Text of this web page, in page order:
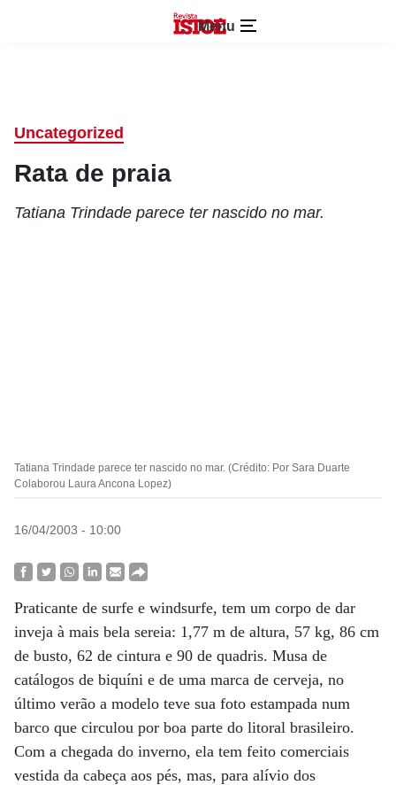
Menu
Uncategorized
Rata de praia
Tatiana Trindade parece ter nascido no mar.
Tatiana Trindade parece ter nascido no mar. (Crédito: Por Sara Duarte
Colaborou Laura Ancona Lopez)
16/04/2003 - 10:00
Praticante de surfe e windsurfe, tem um corpo de dar
inveja à mais bela sereia: 1,77 m de altura, 57 kg, 86 cm
de busto, 62 de cintura e 90 de quadris. Musa de
catálogos de biquíni e de uma marca de cerveja, no
último verão a modelo teve sua foto estampada num
barco que circulou por boa parte do litoral brasileiro.
Com a chegada do inverno, ela tem feito comerciais
vestida da cabeça aos pés, mas, para alívio dos